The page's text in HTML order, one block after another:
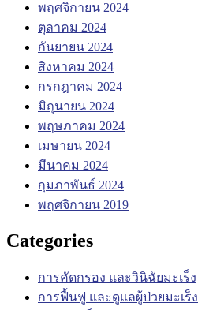
พฤศจิกายน 2024
ตุลาคม 2024
กันยายน 2024
สิงหาคม 2024
กรกฎาคม 2024
มิถุนายน 2024
พฤษภาคม 2024
เมษายน 2024
มีนาคม 2024
กุมภาพันธ์ 2024
พฤศจิกายน 2019
Categories
การคัดกรอง และวินิฉัยมะเร็ง
การฟื้นฟู และดูแลผู้ป่วยมะเร็ง